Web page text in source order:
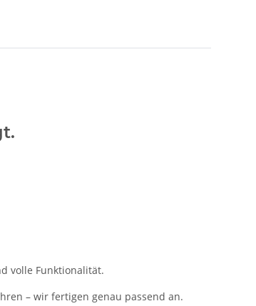
volle Funktionalität.
– wir fertigen genau passend an.